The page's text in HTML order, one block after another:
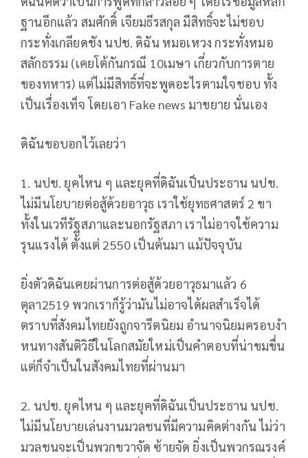
ฐานอีกแล้ว สมศักดิ์ เจียมธีรสกุล มีสิทธิ์จะไม่ชอบ
กระทั่งเกลียดชัง นปช. ดิฉัน หมอเหวง กระทั่งหมอ
สลักธรรม (เคยโต้กันกรณี 10เมษา เกี่ยวกับการตาย
ของทหาร) แต่ไม่มีสิทธิ์ที่จะพูดอะไรตามใจชอบ ทั้ง
เป็นเรื่องเท็จ โดยเอา Fake news มาขยาย นั่นเอง
ดิฉันขอบอกไว้เลยว่า
1. นปช. ยุคไหน ๆ และยุคที่ดิฉันเป็นประธาน นปช.
ไม่มีนโยบายต่อสู้ด้วยอาวุธ เราใช้ยุทธศาสตร์ 2 ขา
ทั้งในเวทีรัฐสภาและนอกรัฐสภา เราไม่อาจใช้ความ
รุนแรงได้ ตั้งแต่ 2550 เป็นต้นมา แม้ปัจจุบัน
ยิ่งตัวดิฉันเคยผ่านการต่อสู้ด้วยอาวุธมาแล้ว 6
ตุลา2519 พวกเราก็รู้ว่ามันไม่อาจได้ผลสำเร็จได้
ตราบที่สังคมไทยยังถูกจารีตนิยม อำนาจนิยมครอบงำ
หนทางสันติวิธีในโลกสมัยใหม่เป็นคำตอบที่น่าขมขื่น
แต่ก็จำเป็นในสังคมไทยที่ผ่านมา
2. นปช. ยุคไหน ๆ และยุคที่ดิฉันเป็นประธาน นปช.
ไม่มีนโยบายเล่นงานมวลชนที่มีความคิดต่างกัน ไม่ว่า
มวลชนจะเป็นพวกขวาจัด ซ้ายจัด ยิ่งเป็นพวกรณรงค์